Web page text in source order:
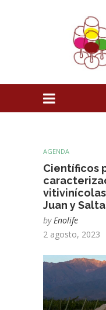
AGENDA
Científicos
vitivinícolas
Juan y Salta
by Enolife
2 agosto, 2023